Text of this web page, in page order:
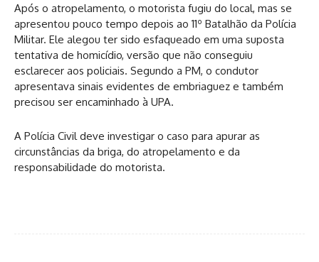
Após o atropelamento, o motorista fugiu do local, mas se
apresentou pouco tempo depois ao 11º Batalhão da Polícia
Militar. Ele alegou ter sido esfaqueado em uma suposta
tentativa de homicídio, versão que não conseguiu
esclarecer aos policiais. Segundo a PM, o condutor
apresentava sinais evidentes de embriaguez e também
precisou ser encaminhado à UPA.
A Polícia Civil deve investigar o caso para apurar as
circunstâncias da briga, do atropelamento e da
responsabilidade do motorista.